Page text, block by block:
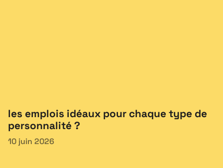
les emplois idéaux pour chaque type de
personnalité ?
10 juin 2026